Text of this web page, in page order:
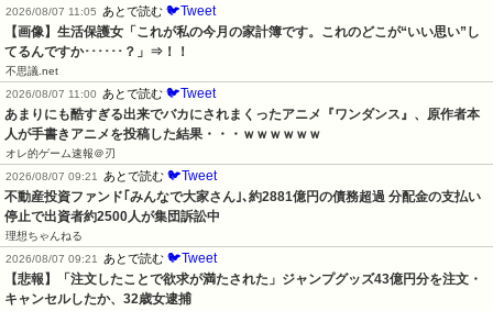
2026/08/07 11:05
あとで読む 🐦Tweet
【画像】生活保護女「これが私の今月の家計簿です。これのどこが“いい思い”し
てるんですか･･････？」⇒！！
不思議.net
2026/08/07 11:00
あとで読む 🐦Tweet
あまりにも酷すぎる出来でバカにされまくったアニメ『ワンダンス』、原作者本
人が手書きアニメを投稿した結果・・・ｗｗｗｗｗｗ
オレ的ゲーム速報＠刃
2026/08/07 09:21
あとで読む 🐦Tweet
不動産投資ファンド｢みんなで大家さん｣､約2881億円の債務超過 分配金の支払い
停止で出資者約2500人が集団訴訟中
理想ちゃんねる
2026/08/07 09:21
あとで読む 🐦Tweet
【悲報】「注文したことで欲求が満たされた」ジャンプグッズ43億円分を注文・
キャンセルしたか、32歳女逮捕